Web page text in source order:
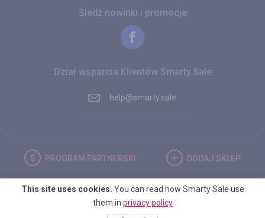
Śledź nowinki i promocje
Dział wsparcia Klientów Smarty.Sale
help@smarty.sale
PROGRAM PARTNERSKI DODAJ SKLEP
POLSKA
This site uses cookies. You can read how Smarty Sale use
them in privacy policy